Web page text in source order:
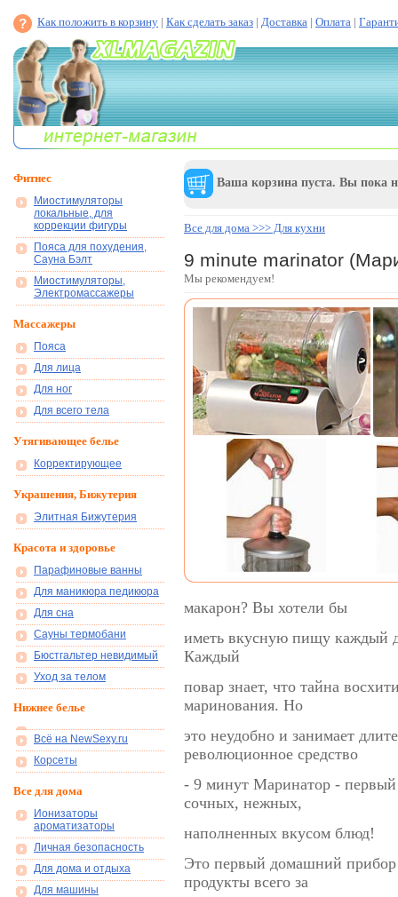
Как положить в корзину | Как сделать заказ | Доставка | Оплата |
Фитнес
Миостимуляторы
локальные, для
коррекции фигуры
Пояса для похудения,
Сауна Бэлт
Миостимуляторы,
Электромассажеры
Массажеры
Пояса
Для лица
Для ног
Для всего тела
Утягивающее белье
Корректирующее
Украшения, Бижутерия
Элитная Бижутерия
Красота и здоровье
Парафиновые ванны
Для маникюра педикюра
Для сна
Сауны термобани
Бюстгальтер невидимый
Уход за телом
Нижнее белье
Всё на NewSexy.ru
Корсеты
Все для дома
Ионизаторы
ароматизаторы
Личная безопасность
Для дома и отдыха
Для машины
Ваша корзина пуста. Вы пока
Все для дома >>> Для кухни
9 minute marinator
Мы рекомендуем!
макарон? Вы хотели бы
иметь вкусную пищу каждый
Каждый
повар знает, что тайна
маринования. Но
это неудобно и занимает
революционное средство
- 9 минут Маринатор - первый
сочных, нежных,
наполненных вкусом блюд!
Это первый домашний
продукты всего за